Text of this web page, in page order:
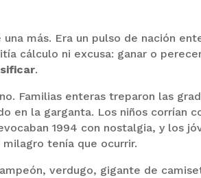
más. Era un pulso de nación
cálculo ni excusa: ganar o
.
Familias enteras treparon las
en la garganta. Los niños corrían
1994 con nostalgia, y los
tenía que ocurrir.
verdugo, gigante de